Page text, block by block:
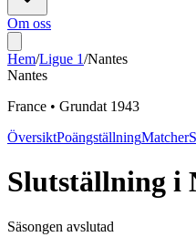
Om oss
Hem/Ligue 1/Nantes
Nantes
France • Grundat 1943
ÖversiktPoängställningMatcher
Slutställning i
Säsongen avslutad